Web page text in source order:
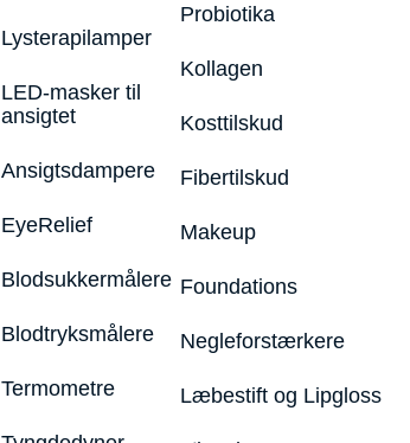
Lysterapilamper
LED-masker til
ansigtet
Ansigtsdampere
EyeRelief
Blodsukkermålere
Blodtryksmålere
Termometre
Probiotika
Kollagen
Kosttilskud
Fibertilskud
Makeup
Foundations
Negleforstærkere
Læbestift og Lipgloss